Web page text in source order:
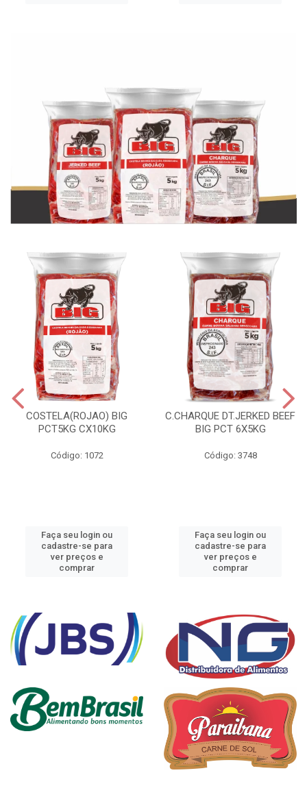
COSTELA(ROJAO) BIG
PCT5KG CX10KG
Código: 1072
Faça seu login ou
cadastre-se para
ver preços e
comprar
C.CHARQUE DT.JERKED BEEF
BIG PCT 6X5KG
Código: 3748
Faça seu login ou
cadastre-se para
ver preços e
comprar